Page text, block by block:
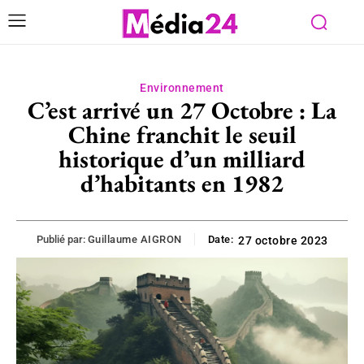
Environnement
C’est arrivé un 27 Octobre : La
Chine franchit le seuil
historique d’un milliard
d’habitants en 1982
Publié par: Guillaume AIGRON Date: 27 octobre 2023